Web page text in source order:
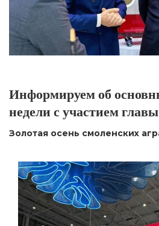
Информируем об
недели с участием
Золотая осень смоленских